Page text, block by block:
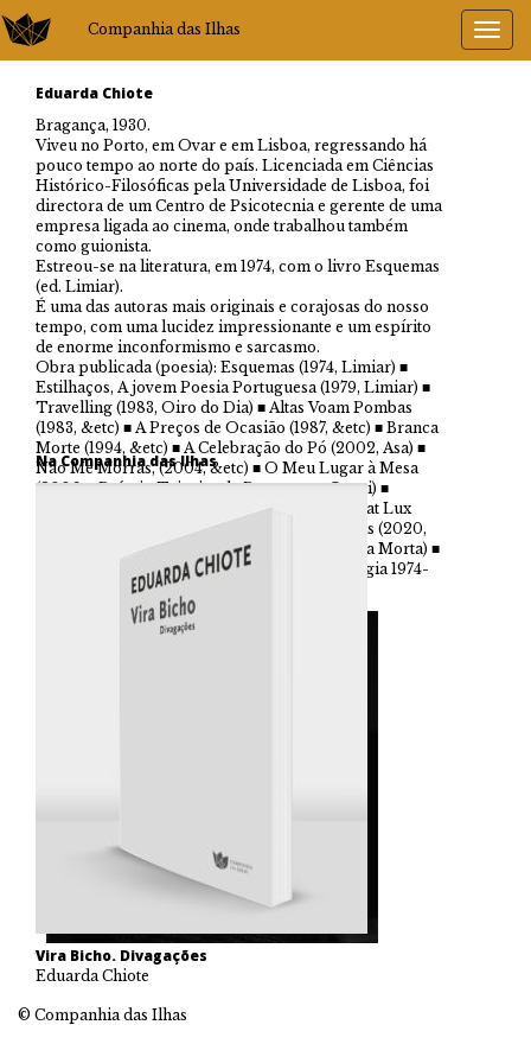
Companhia das Ilhas
Eduarda Chiote
Bragança, 1930.
Viveu no Porto, em Ovar e em Lisboa, regressando há
pouco tempo ao norte do país. Licenciada em Ciências
Histórico-Filosóficas pela Universidade de Lisboa, foi
directora de um Centro de Psicotecnia e gerente de uma
empresa ligada ao cinema, onde trabalhou também
como guionista.
Estreou-se na literatura, em 1974, com o livro Esquemas
(ed. Limiar).
É uma das autoras mais originais e corajosas do nosso
tempo, com uma lucidez impressionante e um espírito
de enorme inconformismo e sarcasmo.
Obra publicada (poesia): Esquemas (1974, Limiar) ■
Estilhaços, A jovem Poesia Portuguesa (1979, Limiar) ■
Travelling (1983, Oiro do Dia) ■ Altas Voam Pombas
(1983, &etc) ■ A Preços de Ocasião (1987, &etc) ■ Branca
Morte (1994, &etc) ■ A Celebração do Pó (2002, Asa) ■
Não Me Morras, (2004, &etc) ■ O Meu Lugar à Mesa
(2006 – Prémio Teixeira de Pascoaes – Quasi) ■
Órgãos Epistolares (2010, Afrontamento) ■ Fiat Lux
(2017, Afrontamento) ■ A Felicidade das Pedras (2020,
Sempre-em-Pé) ■ Sábio Temor (2022, Língua Morta) ■
A Frágil Reparação da Minha Morte – Antologia 1974-
2023 (2023, Officium Lectionis).
Na Companhia das Ilhas
Vira Bicho. Divagações
Eduarda Chiote
© Companhia das Ilhas